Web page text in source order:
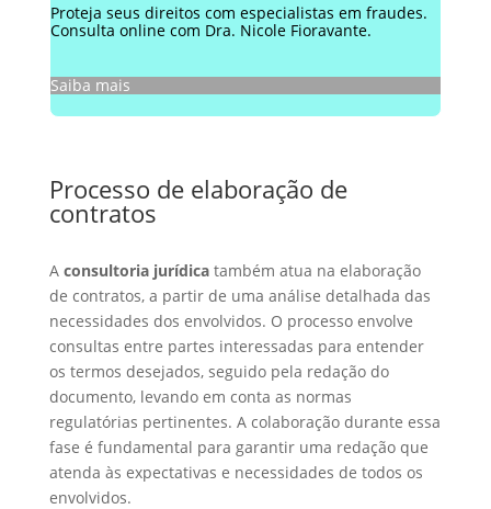
Proteja seus direitos com especialistas em fraudes.
Consulta online com Dra. Nicole Fioravante.
Saiba mais
Processo de elaboração de
contratos
A consultoria jurídicatambém atua na elaboração
de contratos, a partir de uma análise detalhada das
necessidades dos envolvidos. O processo envolve
consultas entre partes interessadas para entender
os termos desejados, seguido pela redação do
documento, levando em conta as normas
regulatórias pertinentes. A colaboração durante essa
fase é fundamental para garantir uma redação que
atenda às expectativas e necessidades de todos os
envolvidos.